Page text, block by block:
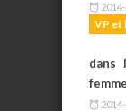
VP et
dans